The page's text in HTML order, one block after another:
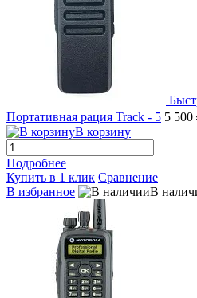
Портативная рация Track - 5 5 500
В корзину
Подробнее
Купить в 1 клик Сравнение
В избранное
В